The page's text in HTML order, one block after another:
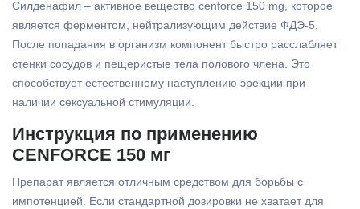
Силденафил – активное вещество cenforce 150 mg, которое
является ферментом, нейтрализующим действие ФДЭ-5.
После попадания в организм компонент быстро расслабляет
стенки сосудов и пещеристые тела полового члена. Это
способствует естественному наступлению эрекции при
наличии сексуальной стимуляции.
Инструкция по применению
CENFORCE 150 мг
Препарат является отличным средством для борьбы с
импотенцией. Если стандартной дозировки не хватает для